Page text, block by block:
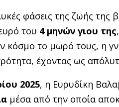
φάσεις της ζωής της
του 4 μηνών γιου της
κόσμο το μωρό τους, η
έχοντας ως
2025, η Ευρυδίκη
μέσα από την οποία